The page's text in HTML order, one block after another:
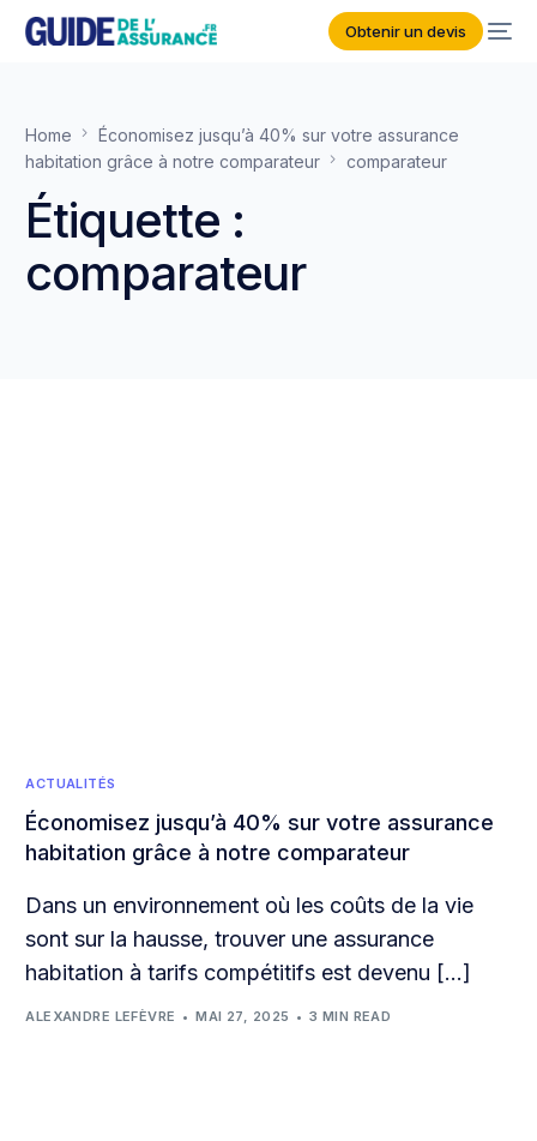
Obtenir un devis
Home
Économisez jusqu’à 40% sur votre assurance
habitation grâce à notre comparateur
comparateur
Étiquette :
comparateur
ACTUALITÉS
Économisez jusqu’à 40% sur votre assurance
habitation grâce à notre comparateur
Dans un environnement où les coûts de la vie
sont sur la hausse, trouver une assurance
habitation à tarifs compétitifs est devenu […]
ALEXANDRE LEFÈVRE MAI 27, 2025 3 MIN READ